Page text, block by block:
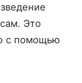
Это
с помощью